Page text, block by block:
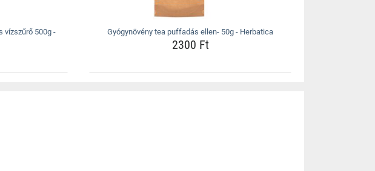
vízszűrő 500g -
Gyógynövény tea puffadás ellen- 50g - Herbatica
2300 Ft